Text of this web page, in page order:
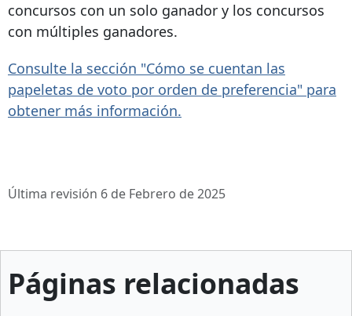
concursos con un solo ganador y los concursos
con múltiples ganadores.
Consulte la sección "Cómo se cuentan las
papeletas de voto por orden de preferencia" para
obtener más información.
Última revisión 6 de Febrero de 2025
Páginas relacionadas